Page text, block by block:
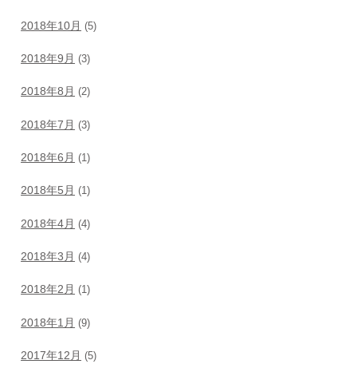
2018年10月 (5)
2018年9月 (3)
2018年8月 (2)
2018年7月 (3)
2018年6月 (1)
2018年5月 (1)
2018年4月 (4)
2018年3月 (4)
2018年2月 (1)
2018年1月 (9)
2017年12月 (5)